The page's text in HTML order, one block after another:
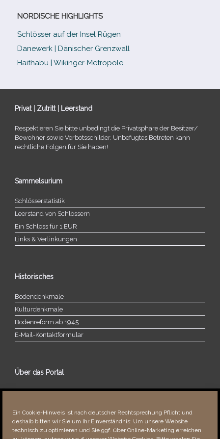
Ein Cookie-Hinweis ist nach deutscher Rechtsprechung Pflicht und
deshalb bitten wir Sie um Ihr Einverständnis: Um unsere Website
technisch zu optimieren und Sie ggf. über Online-Marketing erreichen
NORDISCHE HIGHLIGHTS
Schlösser auf der Insel Rügen
Danewerk | Dänischer Grenzwall
Haithabu | Wikinger-Metropole
Privat | Zutritt | Leerstand
Respektieren Sie bitte unbe­dingt die Privatsphäre der Besitzer/​
Bewohner sowie Verbotsschilder. Unbefugtes Betreten kann
recht­li­che Folgen für Sie haben!
Sammelsurium
Schlösserstatistik
Leerstand von Schlössern
Ein Schloss für 1 EUR
Links & Verlinkungen
Historisches
Bodendenkmale
Kulturdenkmale
Bodenreform ab 1945
E‑Mail-​​Kontaktformular
Über das Portal
Über dieses Portal
Fehler bemerkt?